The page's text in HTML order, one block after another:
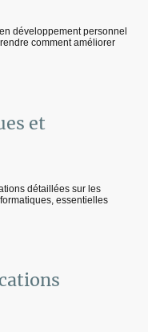
développement personnel
comment améliorer
et
détaillées sur les
essentielles